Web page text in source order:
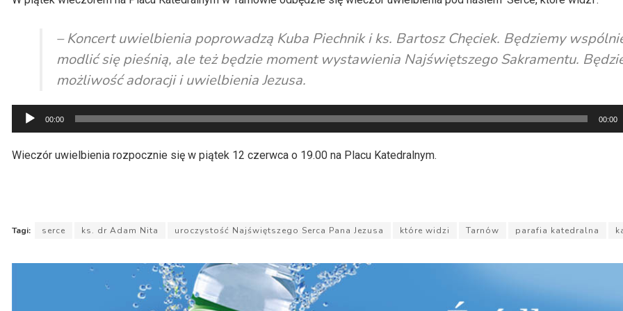
– Koncert uwielbienia poprowadzą Kuba Piechnik i ks. Bartosz Chęciek. Będziemy
modlić się pieśnią, ale też będzie moment wystawienia Najświętszego Sakramentu.
możliwość adoracji i uwielbienia Jezusa.
Odtwarzacz
plików
dźwiękowych
00:00 00:00
Wieczór uwielbienia rozpocznie się w piątek 12 czerwca o 19.00 na Placu Katedralnym.
Tagi: serce ks. dr Adam Nita uroczystość Najświętszego Serca Pana Jezusa które widzi Tarnów parafia katedralna